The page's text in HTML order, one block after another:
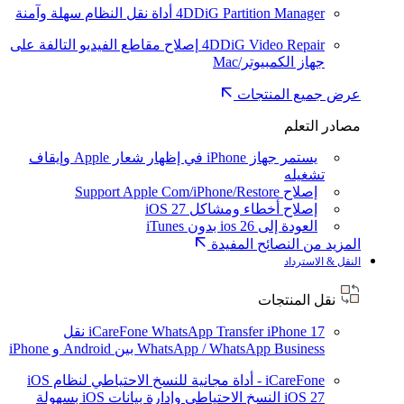
4DDiG Partition Manager أداة نقل النظام سهلة وآمنة
4DDiG Video Repair إصلاح مقاطع الفيديو التالفة على
جهاز الكمبيوتر/Mac
عرض جميع المنتجات
مصادر التعلم
يستمر جهاز iPhone في إظهار شعار Apple وإيقاف
تشغيله
إصلاح Support Apple Com/iPhone/Restore
إصلاح أخطاء ومشاكل iOS 27
العودة إلى ios 26 بدون iTunes
المزيد من النصائح المفيدة
النقل & الاسترداد
نقل المنتجات
iCareFone WhatsApp TransferiPhone 17
نقل
WhatsApp / WhatsApp Business بين Android و iPhone
iCareFone - أداة مجانية للنسخ الاحتياطي لنظام iOS
iOS 27 النسخ الاحتياطي وإدارة بيانات iOS بسهولة